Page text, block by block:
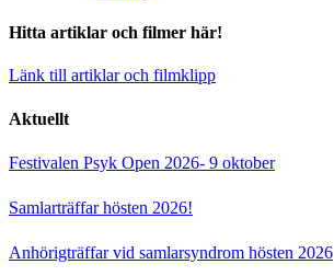
Hitta artiklar och filmer här!
Länk till artiklar och filmklipp
Aktuellt
Festivalen Psyk Open 2026- 9 oktober
Samlarträffar hösten 2026!
Anhörigträffar vid samlarsyndrom hösten 2026